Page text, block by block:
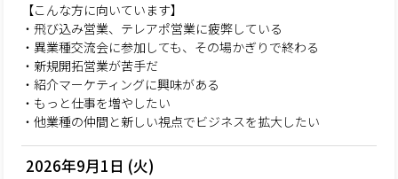
【こんな方に向いています】
・飛び込み営業、テレアポ営業に疲弊している
・異業種交流会に参加しても、その場かぎりで終わる
・新規開拓営業が苦手だ
・紹介マーケティングに興味がある
・もっと仕事を増やしたい
・他業種の仲間と新しい視点でビジネスを拡大したい
2026年9月1日 (火)